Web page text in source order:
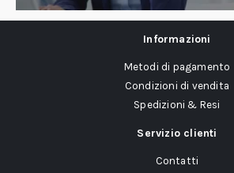
Informazioni
Metodi di pagamento
Condizioni di vendita
Spedizioni & Resi
Servizio clienti
Contatti